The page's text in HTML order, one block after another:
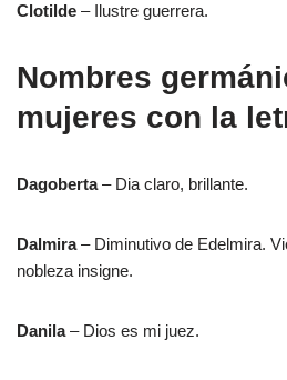
Clotilde – Ilustre guerrera.
Nombres
mujeres con la
Dagoberta– Dia claro, brillante.
Dalmira– Diminutivo de Edelmira.
nobleza insigne.
Danila– Dios es mi juez.